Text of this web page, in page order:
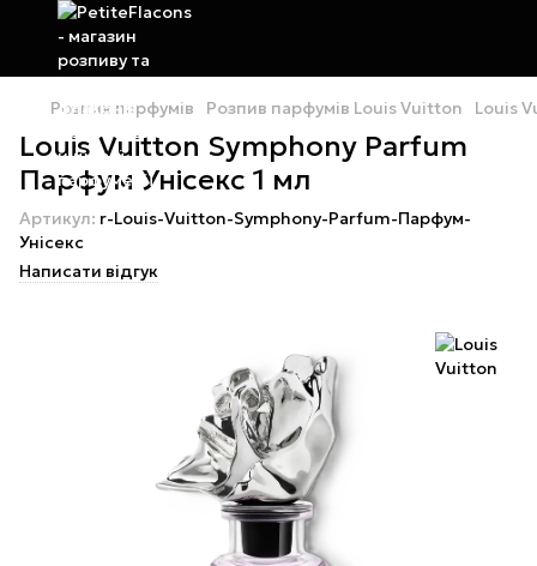
Розпив парфумів Розпив парфумів Louis Vuitton Louis
Louis Vuitton Symphony Parfum
Парфум Унісекс 1 мл
Артикул: r-Louis-Vuitton-Symphony-Parfum-Парфум-
Унісекс
Написати відгук